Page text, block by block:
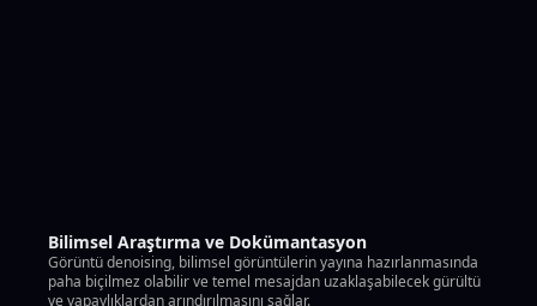
Bilimsel Araştırma ve Dokümantasyon
Görüntü denoising, bilimsel görüntülerin yayına hazırlanmasında
paha biçilmez olabilir ve temel mesajdan uzaklaşabilecek gürültü
ve yapaylıklardan arındırılmasını sağlar.